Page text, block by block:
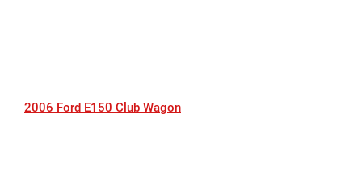
2006 Ford E150 Club Wagon